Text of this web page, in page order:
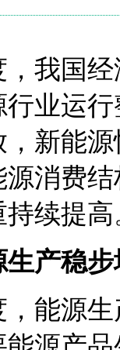
国经
业运
新能
消费
续提高
产稳步
源生